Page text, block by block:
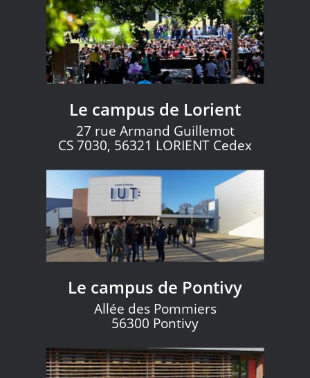
Le campus de Lorient
27 rue Armand Guillemot
CS 7030, 56321 LORIENT Cedex
Le campus de Pontivy
Allée des Pommiers
56300 Pontivy